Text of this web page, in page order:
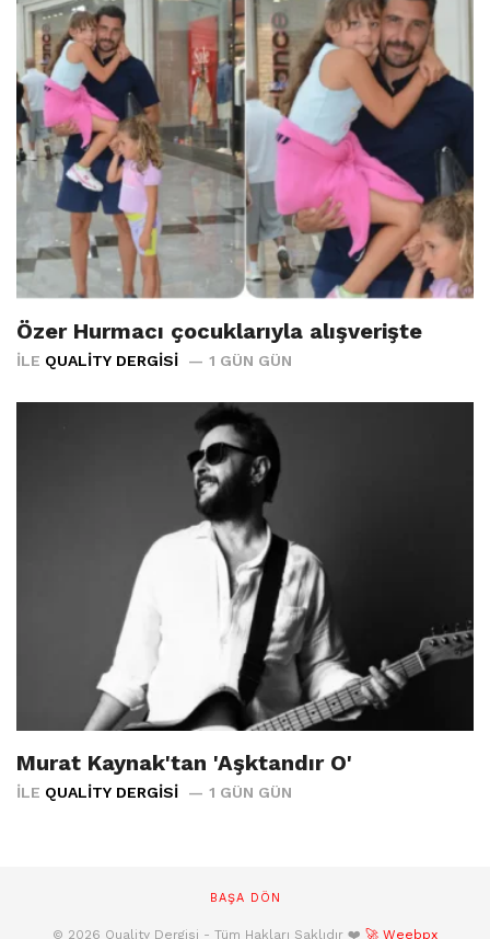
Özer Hurmacı çocuklarıyla alışverişte
İLE QUALITY DERGISI 1 GÜN GÜN
Murat Kaynak'tan 'Aşktandır O'
İLE QUALITY DERGISI 1 GÜN GÜN
BAŞA DÖN
© 2026 Quality Dergisi - Tüm Hakları Saklıdır ❤️ 🚀 Weebpx